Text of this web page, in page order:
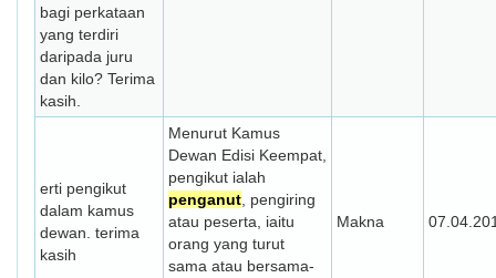
bagi perkataan
yang terdiri
daripada juru
dan kilo? Terima
kasih.
erti pengikut
dalam kamus
dewan. terima
kasih
Menurut Kamus
Dewan Edisi Keempat,
pengikut ialah
penganut , pengiring
atau peserta, iaitu
orang yang turut
sama atau bersama-
Makna